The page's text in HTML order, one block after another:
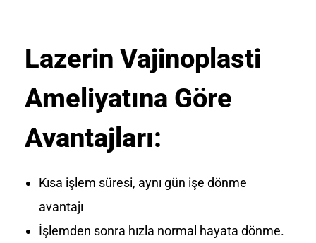
Lazerin Vajinoplasti
Ameliyatına Göre
Avantajları:
Kısa işlem süresi, aynı gün işe dönme
avantajı
İşlemden sonra hızla normal hayata dönme.